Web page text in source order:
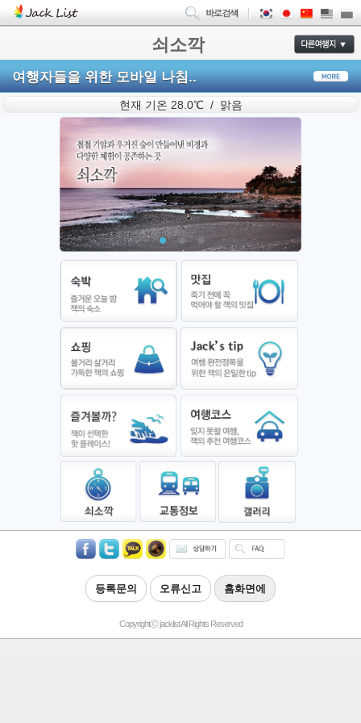
쇠소깍
여행자들을 위한 모바일 나침..
현재 기온 28.0℃ / 맑음
등록문의 오류신고 홈화면에
Copyrightⓒ jacklist All Rights Reserved